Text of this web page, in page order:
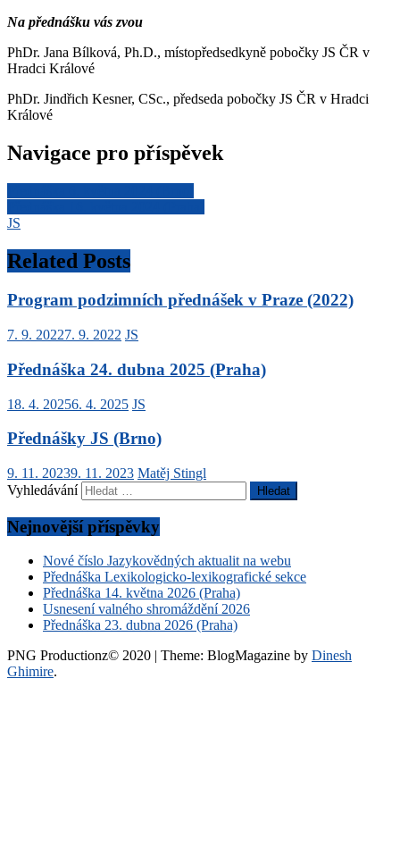
Na přednášku vás zvou
PhDr. Jana Bílková, Ph.D., místopředsedkyně pobočky JS ČR v
Hradci Králové
PhDr. Jindřich Kesner, CSc., předseda pobočky JS ČR v Hradci
Králové
Navigace pro příspěvek
JS
Related Posts
Program podzimních přednášek v Praze (2022)
7. 9. 20227. 9. 2022 JS
Přednáška 24. dubna 2025 (Praha)
18. 4. 20256. 4. 2025 JS
Přednášky JS (Brno)
9. 11. 20239. 11. 2023 Matěj Stingl
Vyhledávání
Nejnovější příspěvky
Nové číslo Jazykovědných aktualit na webu
Přednáška Lexikologicko-lexikografické sekce
Přednáška 14. května 2026 (Praha)
Usnesení valného shromáždění 2026
Přednáška 23. dubna 2026 (Praha)
PNG Productionz© 2020
Theme: BlogMagazine by Dinesh
Ghimire.